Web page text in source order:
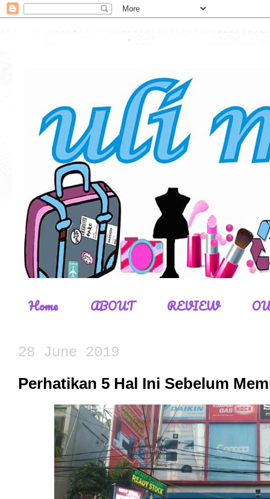
Home ABOUT REVIEW
28 June 2019
Perhatikan 5 Hal Ini Sebelum